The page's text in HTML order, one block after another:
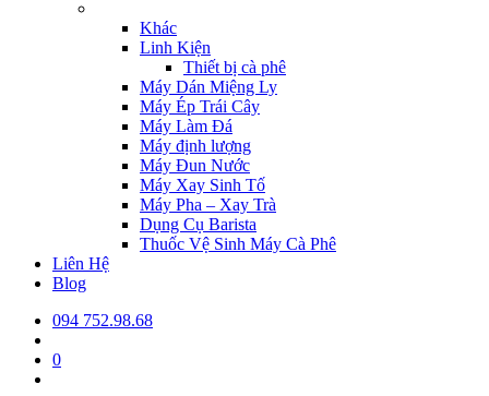
Khác
Linh Kiện
Thiết bị cà phê
Máy Dán Miệng Ly
Máy Ép Trái Cây
Máy Làm Đá
Máy định lượng
Máy Đun Nước
Máy Xay Sinh Tố
Máy Pha – Xay Trà
Dụng Cụ Barista
Thuốc Vệ Sinh Máy Cà Phê
Liên Hệ
Blog
094 752.98.68
0